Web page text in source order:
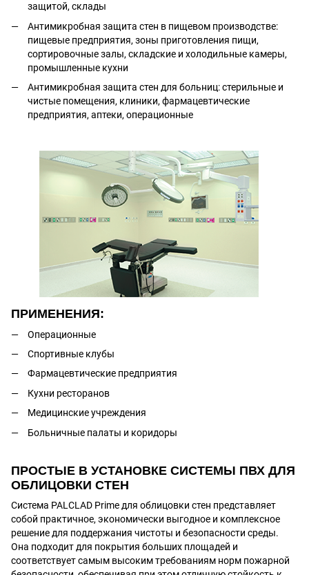
защитой, склады
Антимикробная защита стен в пищевом производстве:
пищевые предприятия, зоны приготовления пищи,
сортировочные залы, складские и холодильные камеры,
промышленные кухни
Антимикробная защита стен для больниц: стерильные и
чистые помещения, клиники, фармацевтические
предприятия, аптеки, операционные
ПРИМЕНЕНИЯ:
Операционные
Спортивные клубы
Фармацевтические предприятия
Кухни ресторанов
Медицинские учреждения
Больничные палаты и коридоры
ПРОСТЫЕ В УСТАНОВКЕ СИСТЕМЫ ПВХ ДЛЯ
ОБЛИЦОВКИ СТЕН
Система PALCLAD Prime для облицовки стен представляет
собой практичное, экономически выгодное и комплексное
решение для поддержания чистоты и безопасности среды.
Она подходит для покрытия больших площадей и
соответствует самым высоким требованиям норм пожарной